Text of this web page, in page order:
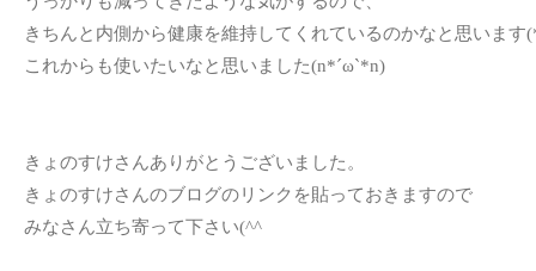
きちんと内側から健康を維持してくれているのかなと思います
これからも使いたいなと思いました(n*´ω`*n)
きょのすけさんありがとうございました。
きょのすけさんのブログのリンクを貼っておきますので
みなさん立ち寄って下さい(^^ゞ